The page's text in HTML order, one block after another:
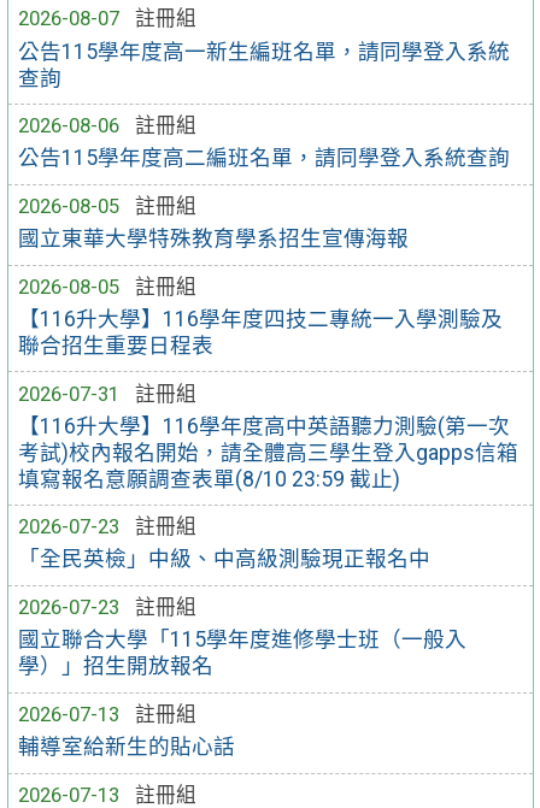
2026-08-07
註冊組
公告115學年度高一新生編班名單，請同學登入系統
查詢
2026-08-06
註冊組
公告115學年度高二編班名單，請同學登入系統查詢
2026-08-05
註冊組
國立東華大學特殊教育學系招生宣傳海報
2026-08-05
註冊組
【116升大學】116學年度四技二專統一入學測驗及
聯合招生重要日程表
2026-07-31
註冊組
【116升大學】116學年度高中英語聽力測驗(第一次
考試)校內報名開始，請全體高三學生登入gapps信箱
填寫報名意願調查表單(8/10 23:59 截止)
2026-07-23
註冊組
「全民英檢」中級、中高級測驗現正報名中
2026-07-23
註冊組
國立聯合大學「115學年度進修學士班（一般入
學）」招生開放報名
2026-07-13
註冊組
輔導室給新生的貼心話
2026-07-13
註冊組